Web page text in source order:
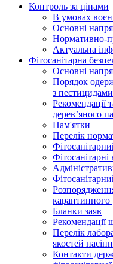
Контроль за цінами
В умовах
Основні
Нормативно-
Актуальна
Фітосанітарна
Основні
Порядок
з пестицидами
Рекомендації
дерев’яного
Пам'ятки
Перелік
Бланки заяв
Рекомендації
Перелік
якостей
Контакти